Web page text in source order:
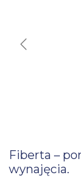
Wstecz
Fiberta –
wynajęcia.